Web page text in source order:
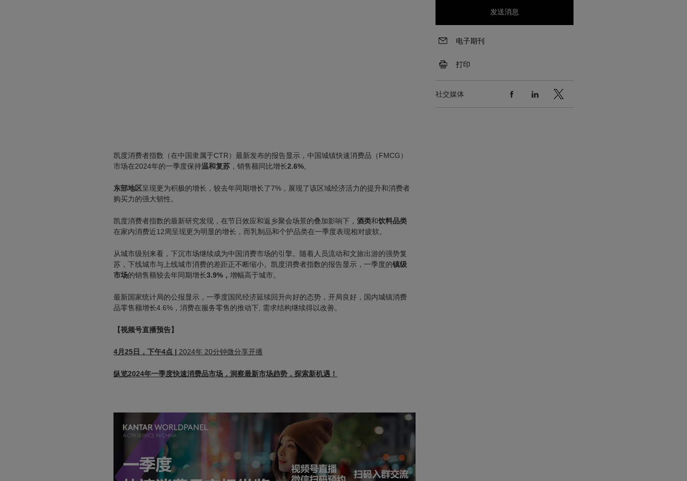
凯度消费者指数（在中国隶属于CTR）最新发布的报告显示，中国城镇快速消费品（FMCG）
市场在2024年的一季度保持温和复苏 ，销售额同比增长2.6%。
东部地区呈现更为积极的增长，较去年同期增长了7%，展现了该区域经济活力的提升和消费者
购买力的强大韧性。
凯度消费者指数的最新研究发现，在节日效应和返乡聚会场景的叠加影响下， 酒类和饮料品类
在家内消费近12周呈现更为明显的增长，而乳制品和个护品类在一季度表现相对疲软。
从城市级别来看，下沉市场继续成为中国消费市场的引擎。随着人员流动和文旅出游的强势复
苏，下线城市与上线城市消费的差距正不断缩小。 凯度消费者指数的报告显示，一季度的镇级
市场的销售额较去年同期增长3.9%， 增幅高于城市。
最新国家统计局的公报显示，一季度国民经济延续回升向好的态势，开局良好，国内城镇消费
品零售额增长4.6%，消费在服务零售的推动下, 需求结构继续得以改善。
【视频号直播预告】
4月25日，下午4点 | 2024年 20分钟微分享开播
纵览2024年一季度快速消费品市场，洞察最新市场趋势，探索新机遇！
发送消息
电子期刊
打印
社交媒体